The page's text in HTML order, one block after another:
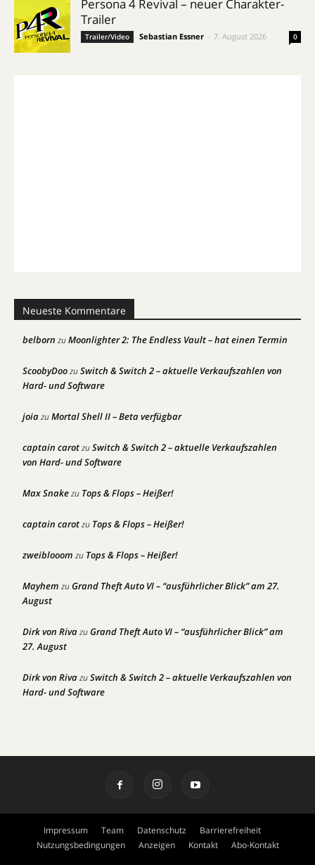
Persona 4 Revival – neuer Charakter-
Trailer
Trailer/Video Sebastian Essner 7. August 2026 0
Neueste Kommentare
belborn zuMoonlighter 2: The Endless Vault – hat einen Termin
ScoobyDoozuSwitch & Switch 2 – aktuelle Verkaufszahlen von
Hard- und Software
joiazuMortal Shell II – Beta verfügbar
captain carotzuSwitch & Switch 2 – aktuelle Verkaufszahlen
von Hard- und Software
Max Snakezu Tops & Flops – Heißer!
captain carotzu Tops & Flops – Heißer!
zweiblooom zu Tops & Flops – Heißer!
Mayhem zuGrand Theft Auto VI – “ausführlicher Blick” am 27.
August
Dirk von RivazuGrand Theft Auto VI – “ausführlicher Blick” am
27. August
Dirk von RivazuSwitch & Switch 2 – aktuelle Verkaufszahlen von
Hard- und Software
Impressum Team Datenschutz
Barrierefreiheit
Nutzungsbedingungen
Anzeigen Kontakt Abo-Kontakt